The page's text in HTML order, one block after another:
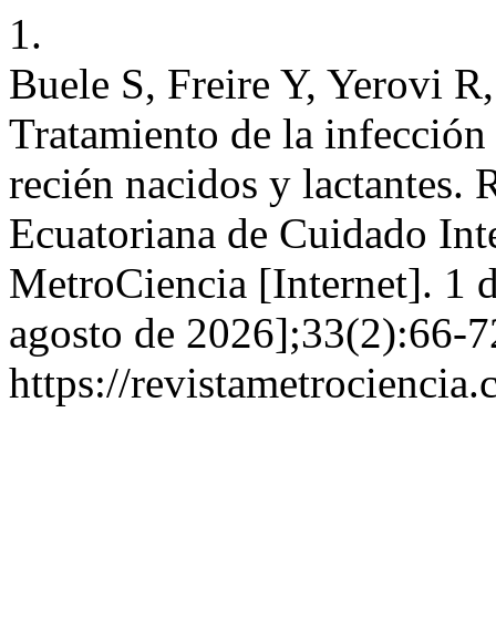
1.
Buele S, Freire Y, Yerovi
Tratamiento de la
recién nacidos y lactantes.
Ecuatoriana de Cuidado
MetroCiencia [Internet]. 1
agosto de 2026];33(2):66-
https://